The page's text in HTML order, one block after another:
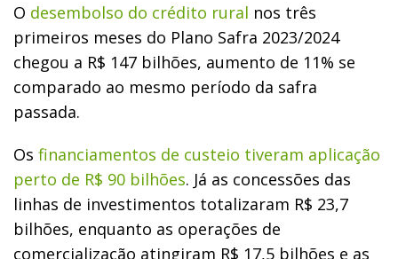
O desembolso do crédito rural nos três
primeiros meses do Plano Safra 2023/2024
chegou a R$ 147 bilhões, aumento de 11% se
comparado ao mesmo período da safra
passada.
Os financiamentos de custeio tiveram aplicação
perto de R$ 90 bilhões. Já as concessões das
linhas de investimentos totalizaram R$ 23,7
bilhões, enquanto as operações de
comercialização atingiram R$ 17,5 bilhões e as